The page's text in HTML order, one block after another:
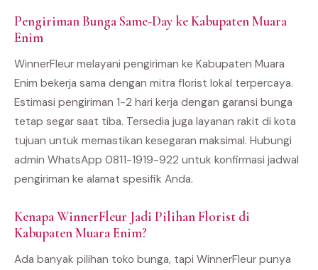
Pengiriman Bunga Same-Day ke Kabupaten Muara
Enim
WinnerFleur melayani pengiriman ke Kabupaten Muara
Enim bekerja sama dengan mitra florist lokal terpercaya.
Estimasi pengiriman 1-2 hari kerja dengan garansi bunga
tetap segar saat tiba. Tersedia juga layanan rakit di kota
tujuan untuk memastikan kesegaran maksimal. Hubungi
admin WhatsApp 0811-1919-922 untuk konfirmasi jadwal
pengiriman ke alamat spesifik Anda.
Kenapa WinnerFleur Jadi Pilihan Florist di
Kabupaten Muara Enim?
Ada banyak pilihan toko bunga, tapi WinnerFleur punya